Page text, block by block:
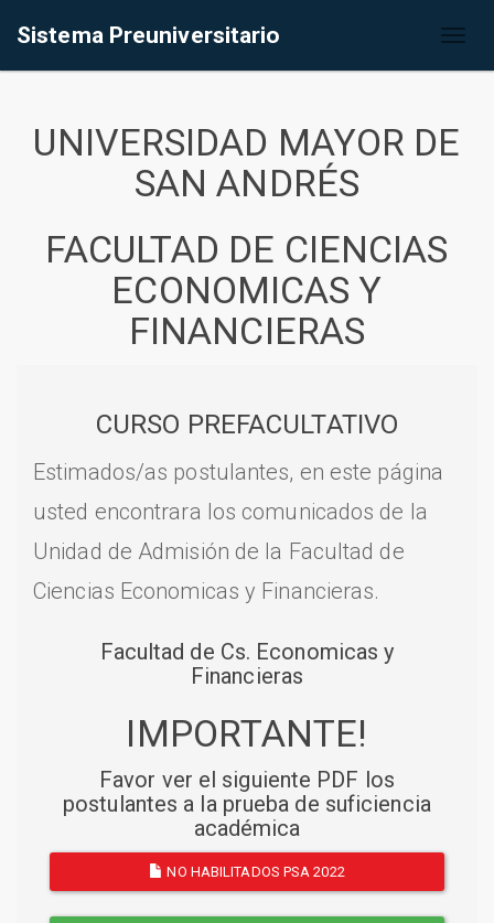
Sistema Preuniversitario
UNIVERSIDAD MAYOR DE
SAN ANDRÉS
FACULTAD DE CIENCIAS
ECONOMICAS Y
FINANCIERAS
CURSO PREFACULTATIVO
Estimados/as postulantes, en este página
usted encontrara los comunicados de la
Unidad de Admisión de la Facultad de
Ciencias Economicas y Financieras.
Facultad de Cs. Economicas y
Financieras
IMPORTANTE!
Favor ver el siguiente PDF los
postulantes a la prueba de suficiencia
académica
NO HABILITADOS PSA 2022